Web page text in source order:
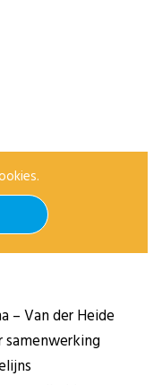
– Van der Heide